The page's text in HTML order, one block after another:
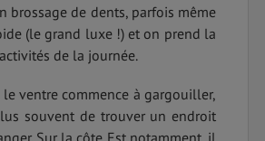
brossage de dents, parfois même
(le grand luxe !) et on prend la
de la journée.
ventre commence à gargouiller,
souvent de trouver un endroit
Sur la côte Est notamment, il